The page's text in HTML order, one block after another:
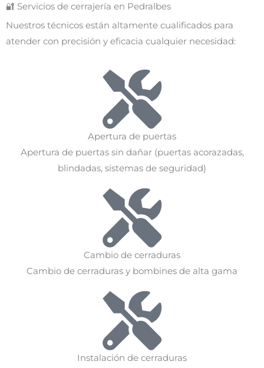
🔐 Servicios de cerrajería en Pedralbes
Nuestros técnicos están altamente cualificados para
atender con precisión y eficacia cualquier necesidad:
Apertura de puertas
Apertura de puertas sin dañar (puertas acorazadas,
blindadas, sistemas de seguridad)
Cambio de cerraduras
Cambio de cerraduras y bombines de alta gama
Instalación de cerraduras